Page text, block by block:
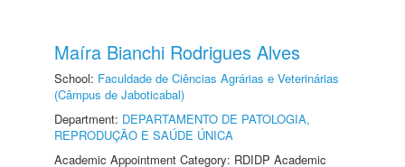
Maíra Bianchi Rodrigues Alves
School: Faculdade de Ciências Agrárias e Veterinárias
(Câmpus de Jaboticabal)
Department: DEPARTAMENTO DE PATOLOGIA,
REPRODUÇÃO E SAÚDE ÚNICA
Academic Appointment Category: RDIDP Academic